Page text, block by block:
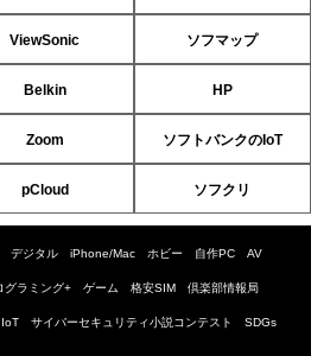
ViewSonic ソフマップ
Belkin HP
Zoom ソフトバンクのIoT
pCloud ソフクリ
デジタル iPhone/Mac ホビー 自作PC AV
グラミング+ ゲーム 格安SIM 倶楽部情報局
IoT サイバーセキュリティ小説コンテスト SDGs